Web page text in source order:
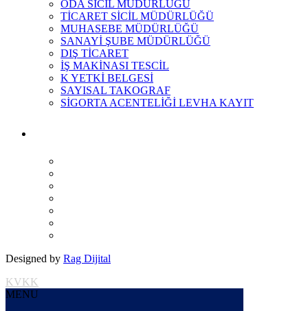
ODA SİCİL MÜDÜRLÜĞÜ
TİCARET SİCİL MÜDÜRLÜĞÜ
MUHASEBE MÜDÜRLÜĞÜ
SANAYİ ŞUBE MÜDÜRLÜĞÜ
DIŞ TİCARET
İŞ MAKİNASI TESCİL
K YETKİ BELGESİ
SAYISAL TAKOGRAF
SİGORTA ACENTELİĞİ LEVHA KAYIT
Designed by Rag Dijital
KVKK
MENU